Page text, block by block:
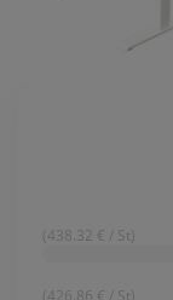
(438.32 € / St)